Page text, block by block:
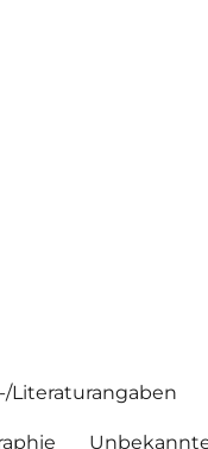
Literaturangaben